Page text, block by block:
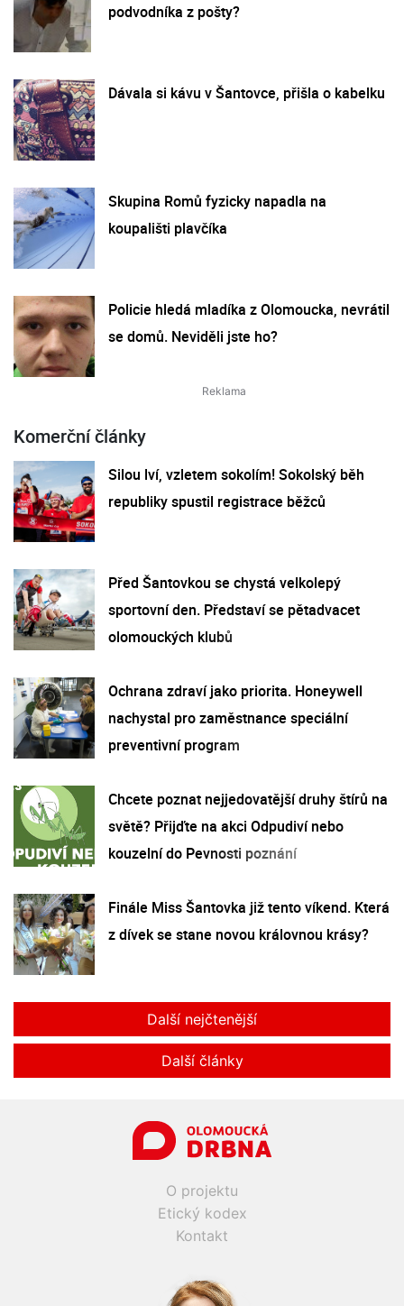
podvodníka z pošty?
Dávala si kávu v Šantovce, přišla o kabelku
Skupina Romů fyzicky napadla na
koupališti plavčíka
Policie hledá mladíka z Olomoucka, nevrátil
se domů. Neviděli jste ho?
Komerční články
Silou lví, vzletem sokolím! Sokolský běh
republiky spustil registrace běžců
Před Šantovkou se chystá velkolepý
sportovní den. Představí se pětadvacet
olomouckých klubů
Ochrana zdraví jako priorita. Honeywell
nachystal pro zaměstnance speciální
preventivní program
Chcete poznat nejjedovatější druhy štírů na
světě? Přijďte na akci Odpudiví nebo
kouzelní do Pevnosti poznání
Finále Miss Šantovka již tento víkend. Která
z dívek se stane novou královnou krásy?
Další nejčtenější
Další články
O projektu
Etický kodex
Kontakt